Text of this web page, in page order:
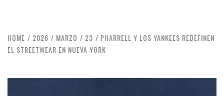
HOME 2026 MARZO 23
PHARRELL Y LOS YANKEES REDEFINEN
EL STREETWEAR EN NUEVA YORK